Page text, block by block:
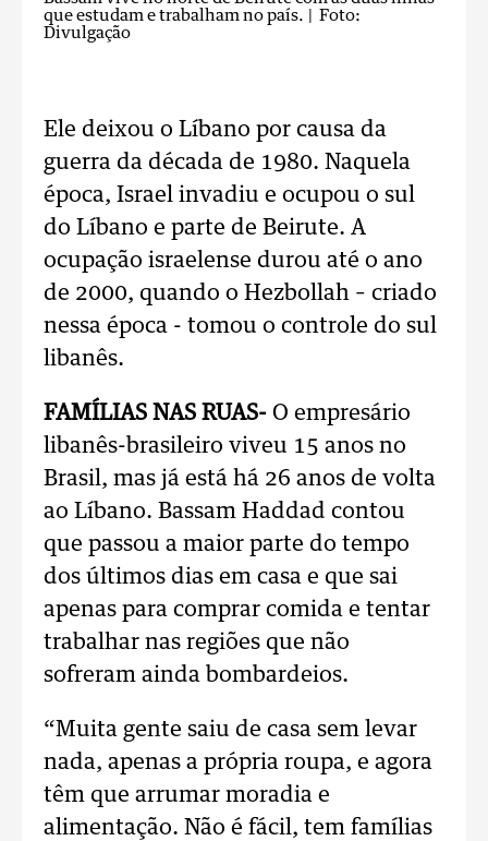
que estudam e trabalham no país.
| Foto:
Divulgação
Ele deixou o Líbano por causa da
guerra da década de 1980. Naquela
época, Israel invadiu e ocupou o sul
do Líbano e parte de Beirute. A
ocupação israelense durou até o ano
de 2000, quando o Hezbollah – criado
nessa época - tomou o controle do sul
libanês.
FAMÍLIAS NAS RUAS- O empresário
libanês-brasileiro viveu 15 anos no
Brasil, mas já está há 26 anos de volta
ao Líbano. Bassam Haddad contou
que passou a maior parte do tempo
dos últimos dias em casa e que sai
apenas para comprar comida e tentar
trabalhar nas regiões que não
sofreram ainda bombardeios.
“Muita gente saiu de casa sem levar
nada, apenas a própria roupa, e agora
têm que arrumar moradia e
alimentação. Não é fácil, tem famílias